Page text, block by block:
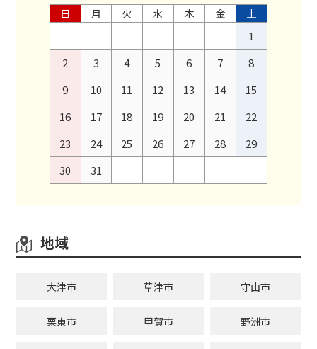
日 月 火 水 木 金
土
1
2
3 4 5 6 7
8
9
10 11 12 13 14
15
16
17 18 19 20 21
22
23
24 25 26 27 28
29
30
31
地域
大津市 草津市 守山市
栗東市 甲賀市 野洲市